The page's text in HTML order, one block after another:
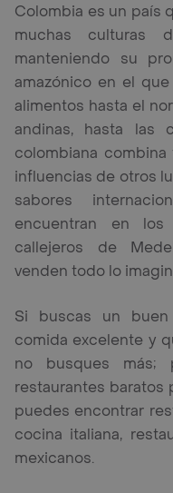
Colombia es un país
muchas culturas
manteniendo su
amazónico en el
alimentos hasta el
andinas, hasta las
colombiana
influencias de otros
sabores
encuentran en
callejeros de
venden todo lo
Si buscas un
comida excelente y
no busques más;
restaurantes baratos
puedes encontrar
cocina italiana,
mexicanos.